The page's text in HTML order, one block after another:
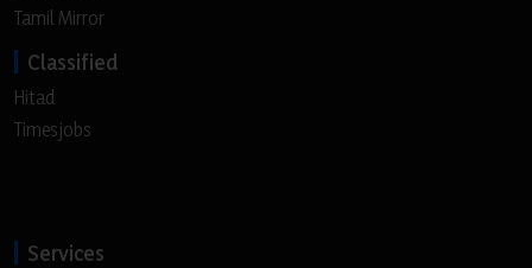
Tamil Mirror
Classified
Hitad
Timesjobs
Services